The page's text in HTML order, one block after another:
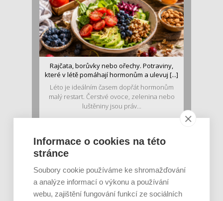
Rajčata, borůvky nebo ořechy. Potraviny,
které v létě pomáhají hormonům a ulevuj [...]
Léto je ideálním časem dopřát hormonům
malý restart. Čerstvé ovoce, zelenina nebo
luštěniny jsou práv...
Informace o cookies na této
stránce
Soubory cookie používáme ke shromažďování
a analýze informací o výkonu a používání
webu, zajištění fungování funkcí ze sociálních